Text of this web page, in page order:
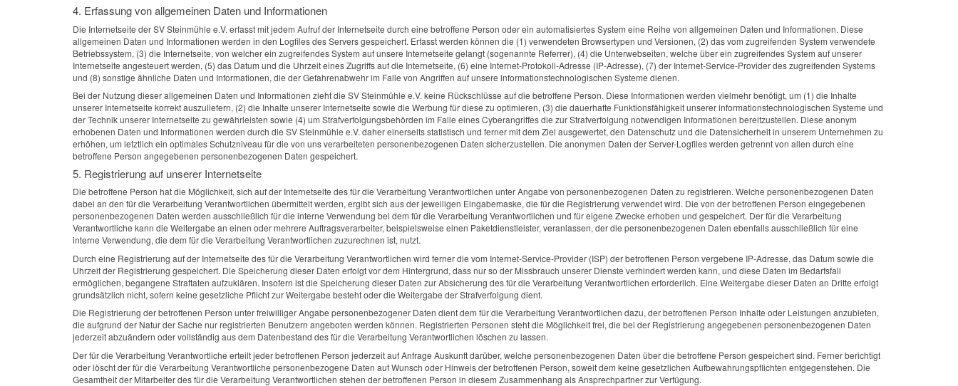
4. Erfassung von allgemeinen Daten und Informationen
Die Internetseite der SV Steinmühle e.V. erfasst mit jedem Aufruf der Internetseite durch eine betroffene Person oder ein automatisiertes System eine Reihe von allgemeinen Daten und Informationen. Diese
allgemeinen Daten und Informationen werden in den Logfiles des Servers gespeichert. Erfasst werden können die (1) verwendeten Browsertypen und Versionen, (2) das vom zugreifenden System verwendete
Betriebssystem, (3) die Internetseite, von welcher ein zugreifendes System auf unsere Internetseite gelangt (sogenannte Referrer), (4) die Unterwebseiten, welche über ein zugreifendes System auf unserer
Internetseite angesteuert werden, (5) das Datum und die Uhrzeit eines Zugriffs auf die Internetseite, (6) eine Internet-Protokoll-Adresse (IP-Adresse), (7) der Internet-Service-Provider des zugreifenden Systems
und (8) sonstige ähnliche Daten und Informationen, die der Gefahrenabwehr im Falle von Angriffen auf unsere informationstechnologischen Systeme dienen.
Bei der Nutzung dieser allgemeinen Daten und Informationen zieht die SV Steinmühle e.V. keine Rückschlüsse auf die betroffene Person. Diese Informationen werden vielmehr benötigt, um (1) die Inhalte
unserer Internetseite korrekt auszuliefern, (2) die Inhalte unserer Internetseite sowie die Werbung für diese zu optimieren, (3) die dauerhafte Funktionsfähigkeit unserer informationstechnologischen Systeme und
der Technik unserer Internetseite zu gewährleisten sowie (4) um Strafverfolgungsbehörden im Falle eines Cyberangriffes die zur Strafverfolgung notwendigen Informationen bereitzustellen. Diese anonym
erhobenen Daten und Informationen werden durch die SV Steinmühle e.V. daher einerseits statistisch und ferner mit dem Ziel ausgewertet, den Datenschutz und die Datensicherheit in unserem Unternehmen zu
erhöhen, um letztlich ein optimales Schutzniveau für die von uns verarbeiteten personenbezogenen Daten sicherzustellen. Die anonymen Daten der Server-Logfiles werden getrennt von allen durch eine
betroffene Person angegebenen personenbezogenen Daten gespeichert.
5. Registrierung auf unserer Internetseite
Die betroffene Person hat die Möglichkeit, sich auf der Internetseite des für die Verarbeitung Verantwortlichen unter Angabe von personenbezogenen Daten zu registrieren. Welche personenbezogenen Daten
dabei an den für die Verarbeitung Verantwortlichen übermittelt werden, ergibt sich aus der jeweiligen Eingabemaske, die für die Registrierung verwendet wird. Die von der betroffenen Person eingegebenen
personenbezogenen Daten werden ausschließlich für die interne Verwendung bei dem für die Verarbeitung Verantwortlichen und für eigene Zwecke erhoben und gespeichert. Der für die Verarbeitung
Verantwortliche kann die Weitergabe an einen oder mehrere Auftragsverarbeiter, beispielsweise einen Paketdienstleister, veranlassen, der die personenbezogenen Daten ebenfalls ausschließlich für eine
interne Verwendung, die dem für die Verarbeitung Verantwortlichen zuzurechnen ist, nutzt.
Durch eine Registrierung auf der Internetseite des für die Verarbeitung Verantwortlichen wird ferner die vom Internet-Service-Provider (ISP) der betroffenen Person vergebene IP-Adresse, das Datum sowie die
Uhrzeit der Registrierung gespeichert. Die Speicherung dieser Daten erfolgt vor dem Hintergrund, dass nur so der Missbrauch unserer Dienste verhindert werden kann, und diese Daten im Bedarfsfall
ermöglichen, begangene Straftaten aufzuklären. Insofern ist die Speicherung dieser Daten zur Absicherung des für die Verarbeitung Verantwortlichen erforderlich. Eine Weitergabe dieser Daten an Dritte erfolgt
grundsätzlich nicht, sofern keine gesetzliche Pflicht zur Weitergabe besteht oder die Weitergabe der Strafverfolgung dient.
Die Registrierung der betroffenen Person unter freiwilliger Angabe personenbezogener Daten dient dem für die Verarbeitung Verantwortlichen dazu, der betroffenen Person Inhalte oder Leistungen anzubieten,
die aufgrund der Natur der Sache nur registrierten Benutzern angeboten werden können. Registrierten Personen steht die Möglichkeit frei, die bei der Registrierung angegebenen personenbezogenen Daten
jederzeit abzuändern oder vollständig aus dem Datenbestand des für die Verarbeitung Verantwortlichen löschen zu lassen.
Der für die Verarbeitung Verantwortliche erteilt jeder betroffenen Person jederzeit auf Anfrage Auskunft darüber, welche personenbezogenen Daten über die betroffene Person gespeichert sind. Ferner berichtigt
oder löscht der für die Verarbeitung Verantwortliche personenbezogene Daten auf Wunsch oder Hinweis der betroffenen Person, soweit dem keine gesetzlichen Aufbewahrungspflichten entgegenstehen. Die
Gesamtheit der Mitarbeiter des für die Verarbeitung Verantwortlichen stehen der betroffenen Person in diesem Zusammenhang als Ansprechpartner zur Verfügung.